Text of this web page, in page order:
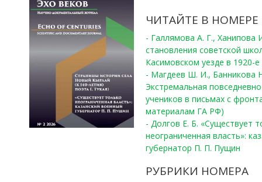
ЧИТАЙТЕ В НОМЕРЕ
- Галлямова А. Г.,
становления советской
Касимовском уезде в 1920-е
- Магдеев Ш. И., Банникова
Экстремальная
учеников в письмах с
материалам ГА РФ)
- Долгов Е. Б. «Существует
неограниченная власть»:
губернатор П. П. Пущин
РУБРИКИ НОМЕРА